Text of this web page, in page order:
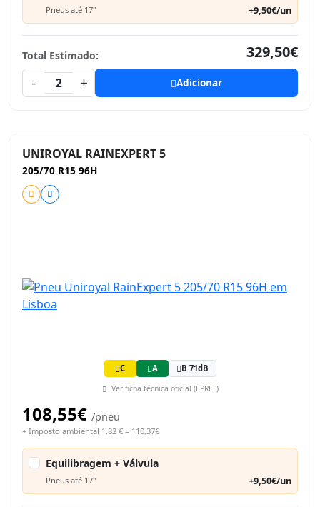
Pneus até 17" +9,50€/un
Total Estimado:
329,50€
-
2 + Adicionar
UNIROYAL RAINEXPERT 5
205/70 R15 96H
C A B 71dB
Ver ficha técnica oficial (EPREL)
108,55€ /pneu
+ Imposto ambiental 1,82 € = 110,37€
Equilibragem + Válvula
Pneus até 17" +9,50€/un